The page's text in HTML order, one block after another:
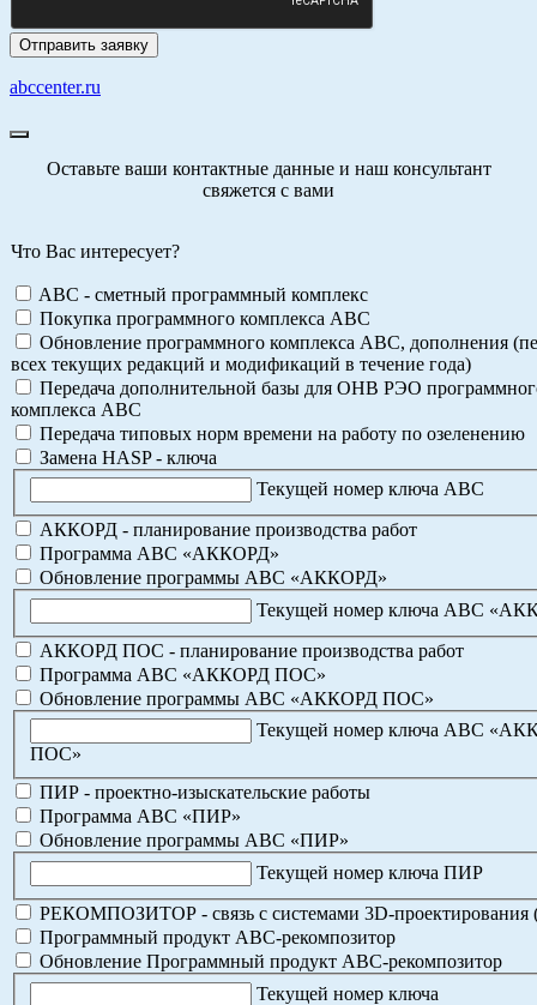
abccenter.ru
Оставьте ваши контактные данные и наш консультант
свяжется с вами
Что Вас интересует?
ABC - сметный программный комплекс
Покупка программного комплекса АВС
Обновление программного комплекса АВС, дополнения
всех текущих редакций и модификаций в течение года)
Передача дополнительной базы для ОНВ РЭО
комплекса АВС
Передача типовых норм времени на работу по озеленению
Замена HASP - ключа
Текущей номер ключа АВС
АККОРД - планирование производства работ
Программа АВС «АККОРД»
Обновление программы АВС «АККОРД»
Текущей номер ключа АВС
АККОРД ПОС - планирование производства работ
Программа АВС «АККОРД ПОС»
Обновление программы АВС «АККОРД ПОС»
Текущей номер ключа АВС
ПОС»
ПИР - проектно-изыскательские работы
Программа АВС «ПИР»
Обновление программы АВС «ПИР»
Текущей номер ключа ПИР
РЕКОМПОЗИТОР - связь с системами 3D-проектирования
Программный продукт АВС-рекомпозитор
Обновление Программный продукт АВС-рекомпозитор
Текущей номер ключа